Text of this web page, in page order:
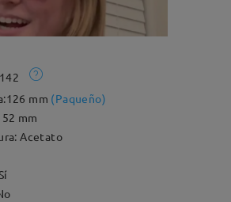
126 mm (Paqueño)
52 mm
Acetato